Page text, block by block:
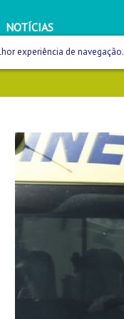
NOTÍCIAS
experiência de navegação.